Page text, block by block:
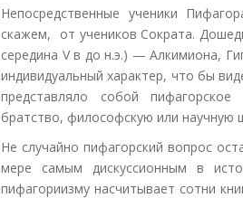
Непосредственные ученики
скажем, от учеников Сократа.
середина V в до н.э.) — Алкимиона,
индивидуальный характер, что бы
представляло собой
братство, философскую или научную
Не случайно пифагорский вопрос
мере самым дискуссионным в
пифагориизму насчитывает сотни